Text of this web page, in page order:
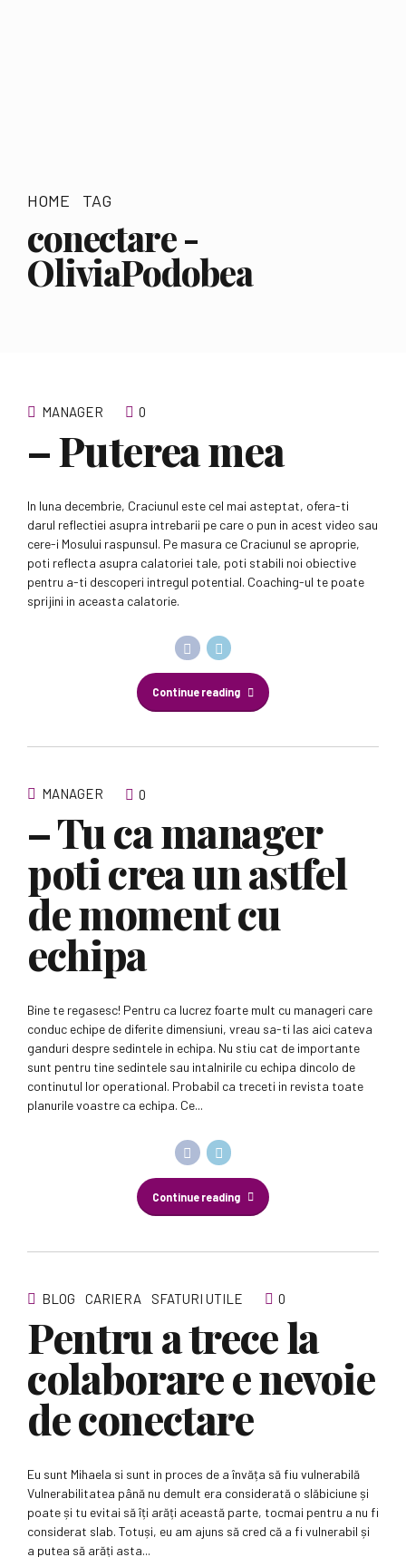
HOME TAG
conectare -
OliviaPodobea
MANAGER 0
– Puterea mea
In luna decembrie, Craciunul este cel mai asteptat, ofera-ti
darul reflectiei asupra intrebarii pe care o pun in acest video sau
cere-i Mosului raspunsul. Pe masura ce Craciunul se aproprie,
poti reflecta asupra calatoriei tale, poti stabili noi obiective
pentru a-ti descoperi intregul potential. Coaching-ul te poate
sprijini in aceasta calatorie.
Continue reading
MANAGER 0
– Tu ca manager
poti crea un astfel
de moment cu
echipa
Bine te regasesc! Pentru ca lucrez foarte mult cu manageri care
conduc echipe de diferite dimensiuni, vreau sa-ti las aici cateva
ganduri despre sedintele in echipa. Nu stiu cat de importante
sunt pentru tine sedintele sau intalnirile cu echipa dincolo de
continutul lor operational. Probabil ca treceti in revista toate
planurile voastre ca echipa. Ce...
Continue reading
BLOG CARIERA SFATURI UTILE 0
Pentru a trece la
colaborare e nevoie
de conectare
Eu sunt Mihaela si sunt in proces de a învăța să fiu vulnerabilă
Vulnerabilitatea până nu demult era considerată o slăbiciune și
poate și tu evitai să îți arăți această parte, tocmai pentru a nu fi
considerat slab. Totuși, eu am ajuns să cred că a fi vulnerabil și
a putea să arăți asta...